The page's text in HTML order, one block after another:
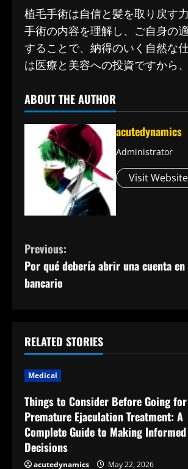
植毛手術は自信と髪を取り戻す
手術の内容を理解し、ご自身の
することで、納得のいく自然な
は医療と美容への投資ですから
ABOUT THE AUTHOR
acutedynamics
Administrator
Visit Website
C
o
i
n
u
e
R
Previous:
Por qué debería abrir una cuenta
bancario
RELATED STORIES
Medical
Things to Consider Before Going for
Premature Ejaculation Treatment: A
Complete Guide to Making Informed
Decisions
acutedynamics May 22, 2026